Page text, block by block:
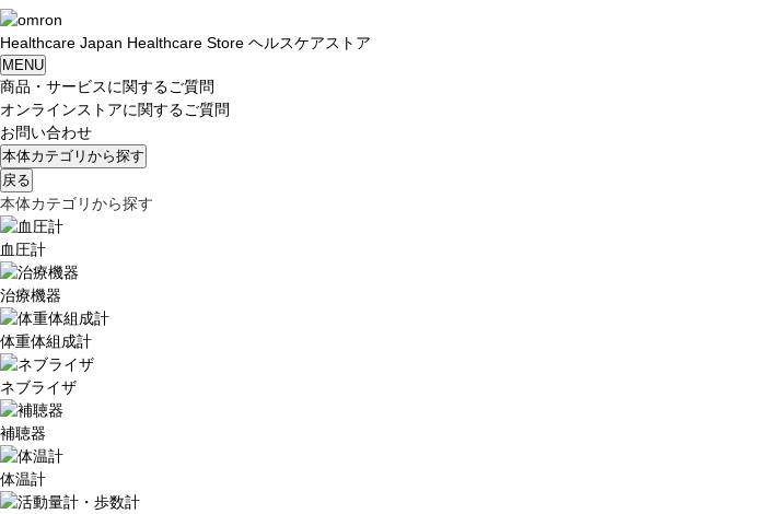
Healthcare Japan Healthcare Store ヘルスケアストア
MENU
商品・サービスに関するご質問
オンラインストアに関するご質問
お問い合わせ
本体カテゴリから探す
戻る
本体カテゴリから探す
血圧計
治療機器
体重体組成計
ネブライザ
補聴器
体温計